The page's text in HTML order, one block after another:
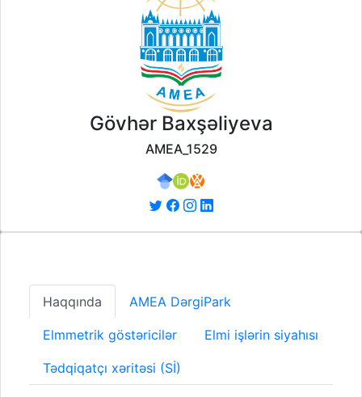
Gövhər Baxşəliyeva
AMEA_1529
Haqqında AMEA DərgiPark
Elmmetrik göstəricilər Elmi işlərin siyahısı
Tədqiqatçı xəritəsi (Sİ)